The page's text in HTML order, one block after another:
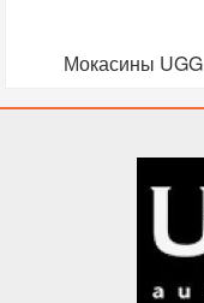
Мокасины UGG